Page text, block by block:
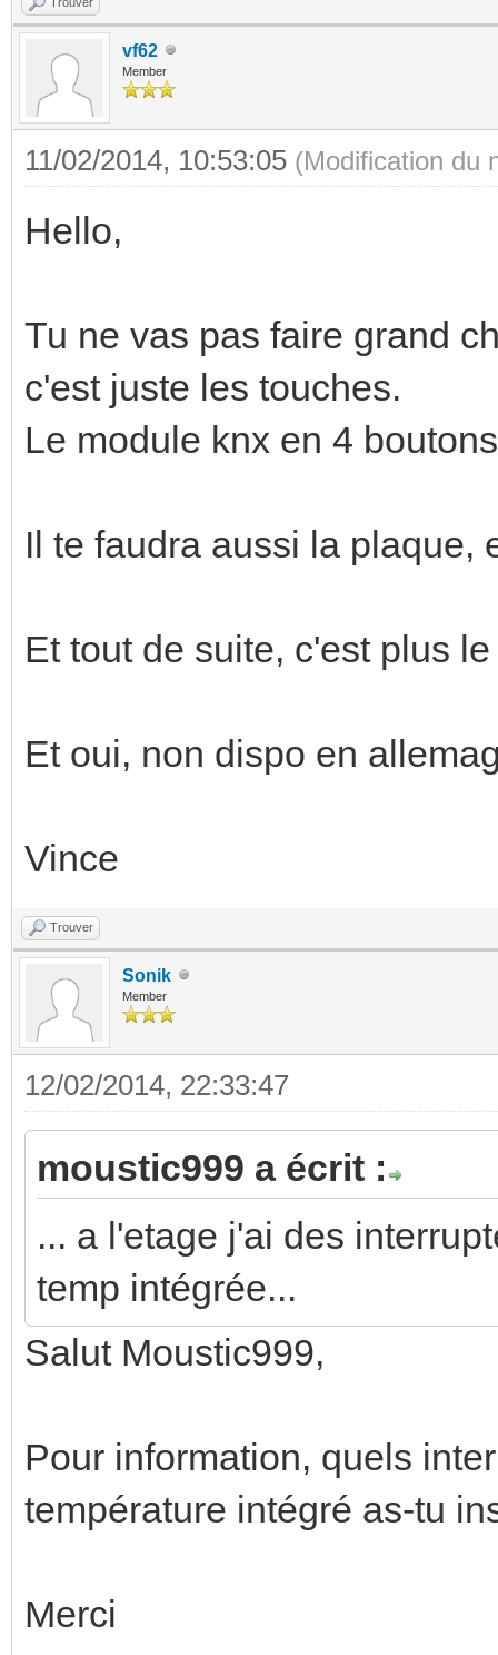
vf62
Member
11/02/2014, 10:53:05 (Modification du
Hello,
Tu ne vas pas faire grand
c'est juste les touches.
Le module knx en 4
Il te faudra aussi la plaque,
Et tout de suite, c'est plus
Et oui, non dispo en
Vince
Trouver
Sonik
Member
12/02/2014, 22:33:47
moustic999 a écrit :
... a l'etage j'ai des
temp intégrée...
Salut Moustic999,
Pour information, quels
température intégré as-tu
Merci